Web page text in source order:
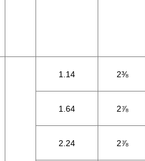
1.14 2⅜
1.64 2⅞
2.24 2⅞